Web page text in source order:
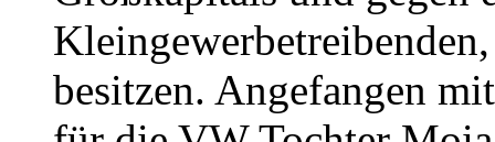
besitzen. Angefangen